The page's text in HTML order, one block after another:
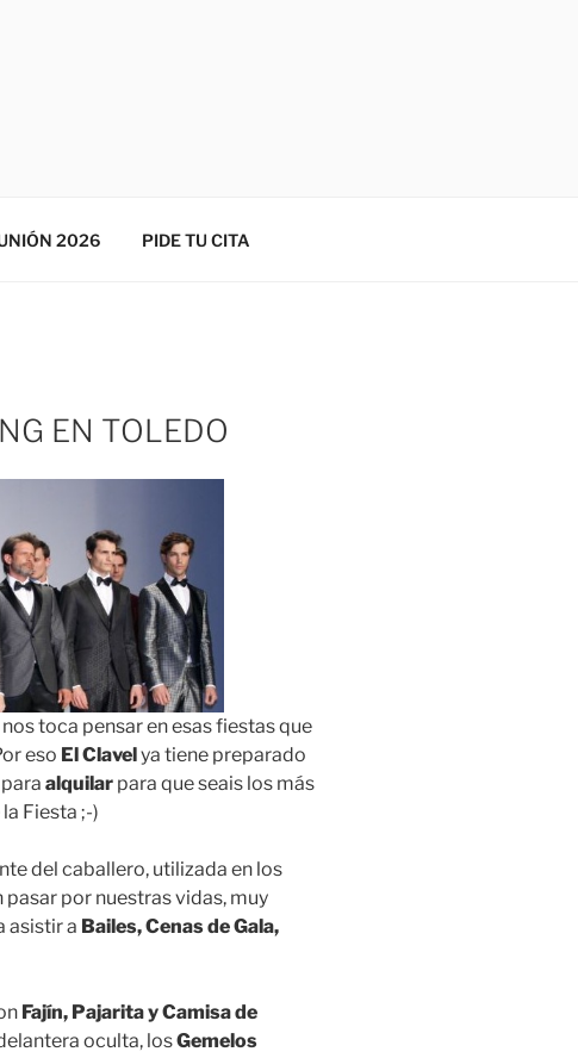
2026 PIDE TU CITA
EN TOLEDO
toca pensar en esas fiestas que
eso El Clavelya tiene preparado
alquilarpara que seais los más
Fiesta ;-)
del caballero, utilizada en los
por nuestras vidas, muy
asistir a Bailes, Cenas de Gala,
Fajín, Pajarita y Camisa de
oculta, losGemelos